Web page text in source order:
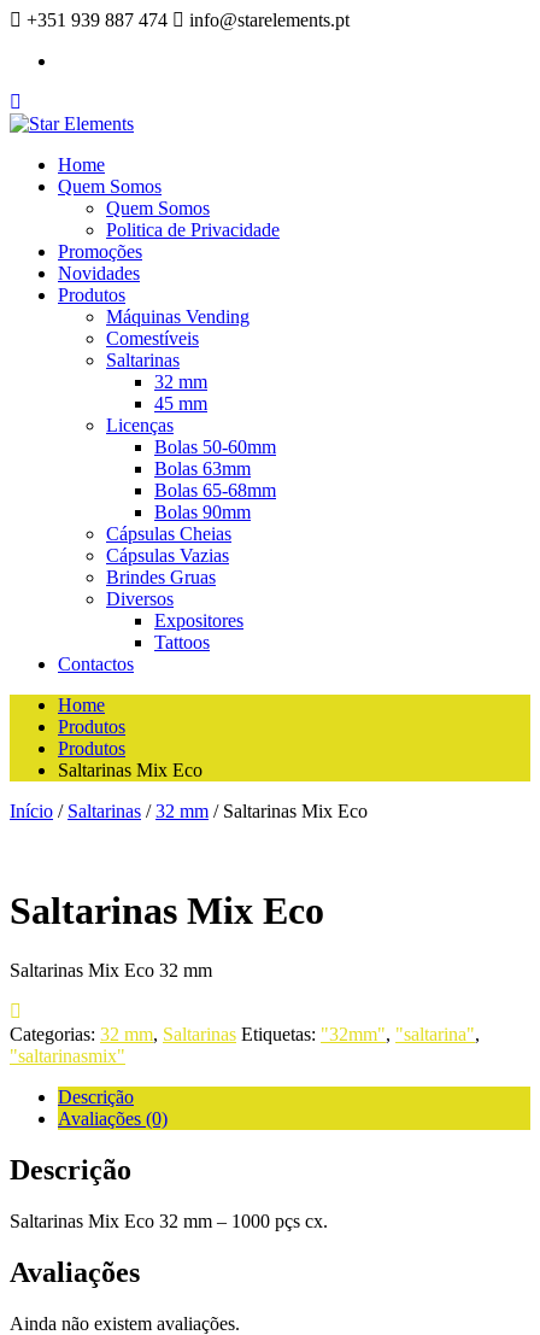
+351 939 887 474
info@starelements.pt
Home
Quem Somos
Quem Somos
Politica de Privacidade
Promoções
Novidades
Produtos
Máquinas Vending
Comestíveis
Saltarinas
32 mm
45 mm
Licenças
Bolas 50-60mm
Bolas 63mm
Bolas 65-68mm
Bolas 90mm
Cápsulas Cheias
Cápsulas Vazias
Brindes Gruas
Diversos
Expositores
Tattoos
Contactos
Home
Produtos
Produtos
Saltarinas Mix Eco
Início / Saltarinas /32 mm / Saltarinas Mix Eco
Saltarinas Mix Eco
Saltarinas Mix Eco 32 mm
Categorias: 32 mm, Saltarinas Etiquetas: "32mm", "saltarina",
"saltarinasmix"
Descrição
Avaliações (0)
Descrição
Saltarinas Mix Eco 32 mm – 1000 pçs cx.
Avaliações
Ainda não existem avaliações.